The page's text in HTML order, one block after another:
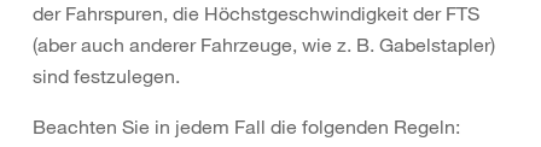
der Fahrspuren, die Höchstgeschwindigkeit der FTS
(aber auch anderer Fahrzeuge, wie z. B. Gabelstapler)
sind festzulegen.
Beachten Sie in jedem Fall die folgenden Regeln: